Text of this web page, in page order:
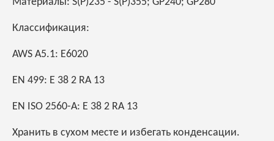
Классификация:
AWS A5.1: E6020
EN 499: E 38 2 RA 13
EN ISO 2560-A: E 38 2 RA 13
Хранить в сухом месте и избегать конденсации.